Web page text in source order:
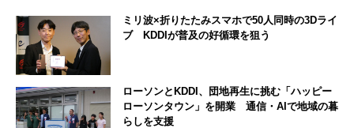
ミリ波×折りたたみスマホで50人同時の3Dライ
ブ KDDIが普及の好循環を狙う
ローソンとKDDI、団地再生に挑む「ハッピー
ローソンタウン」を開業 通信・AIで地域の暮
らしを支援